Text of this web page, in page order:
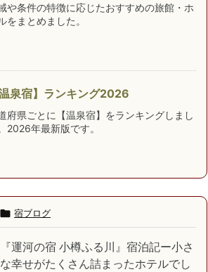
や条件の特徴に応じたおすすめの旅館・ホ
をまとめました。
温泉宿】ランキング2026
府県ごとに【温泉宿】をランキングしまし
2026年最新版です。
 宿ブログ
『運河の宿 小樽ふる川』宿泊記ー小さ
な幸せがたくさん詰まったホテルでし